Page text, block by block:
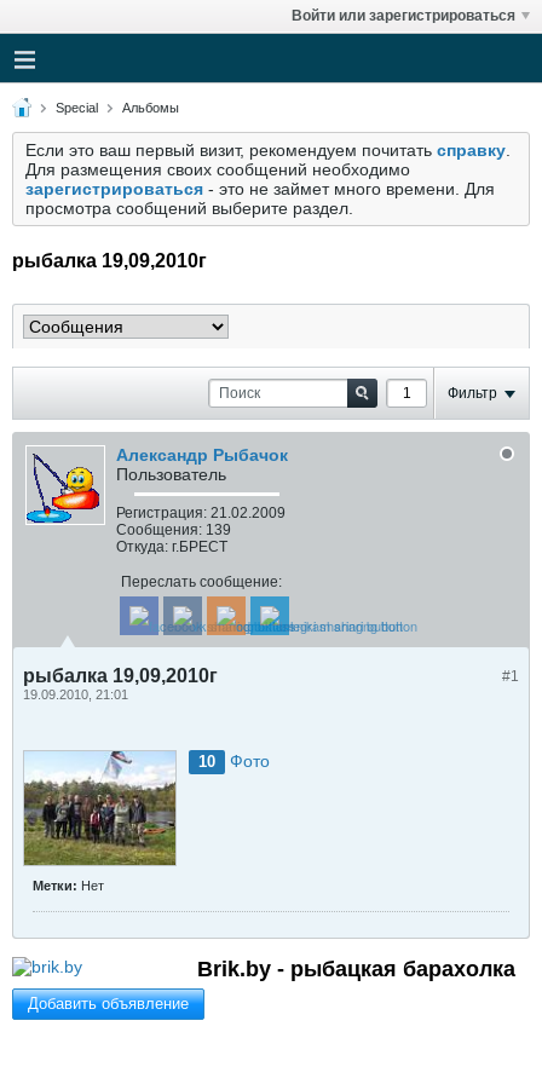
Войти или зарегистрироваться
Special Альбомы
Если это ваш первый визит, рекомендуем почитать справку
Для размещения своих сообщений необходимо
зарегистрироваться - это не займет много времени. Для
просмотра сообщений выберите раздел.
рыбалка 19,09,2010г
Фильтр
Александр Рыбачок
Пользователь
Регистрация: 21.02.2009
Сообщения: 139
Откуда: г.БРЕСТ
Переслать сообщение:
#1
рыбалка 19,09,2010г
19.09.2010, 21:01
10 Фото
Метки: Нет
Brik.by - рыбацкая барахолка
Добавить объявление